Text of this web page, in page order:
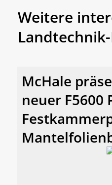
Weitere
McHale
neuer F5600